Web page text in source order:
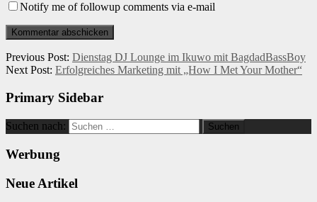
Notify me of followup comments via e-mail
Previous Post: Dienstag DJ Lounge im Ikuwo mit BagdadBassBoy
Next Post: Erfolgreiches Marketing mit „How I Met Your Mother“
Primary Sidebar
Suchen nach:
Werbung
Neue Artikel